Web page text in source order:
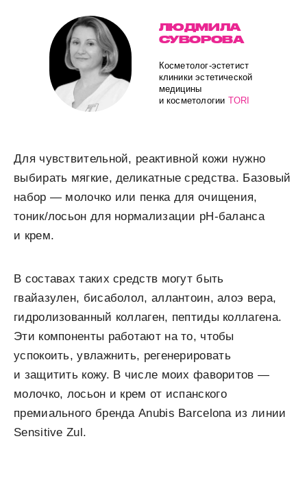
ЛЮДМИЛА
СУВОРОВА
Косметолог-эстетист
клиники эстетической
медицины
и косметологии TORI
Для чувствительной, реактивной кожи нужно
выбирать мягкие, деликатные средства. Базовый
набор — молочко или пенка для очищения,
тоник/лосьон для нормализации pH-баланса
и крем.
В составах таких средств могут быть
гвайазулен, бисаболол, аллантоин, алоэ вера,
гидролизованный коллаген, пептиды коллагена.
Эти компоненты работают на то, чтобы
успокоить, увлажнить, регенерировать
и защитить кожу. В числе моих фаворитов —
молочко, лосьон и крем от испанского
премиального бренда Anubis Barcelona из линии
Sensitive Zul.